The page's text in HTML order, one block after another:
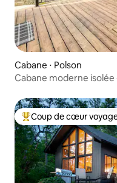
Cabane ⋅ Polson
Cabane moderne isolée
Coups de cœur
Coup de cœur